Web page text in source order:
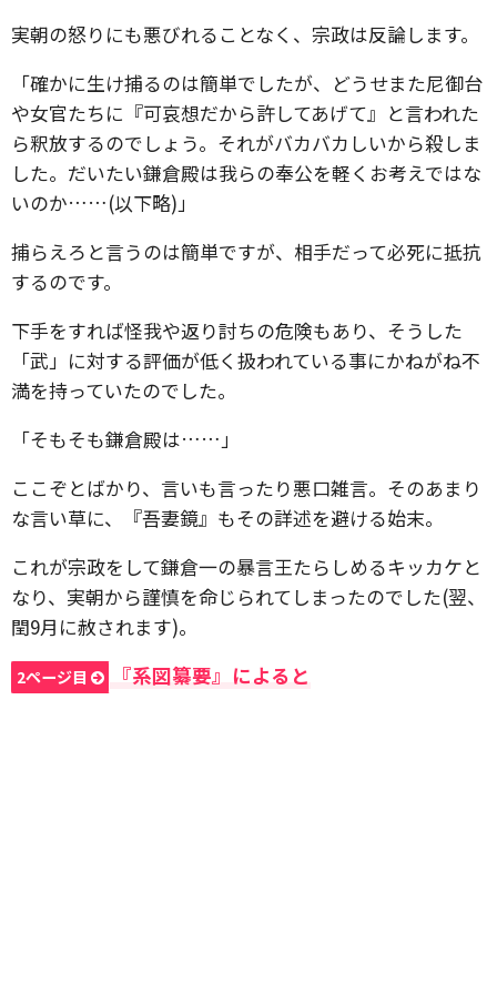
実朝の怒りにも悪びれることなく、宗政は反論します。
「確かに生け捕るのは簡単でしたが、どうせまた尼御台
や女官たちに『可哀想だから許してあげて』と言われた
ら釈放するのでしょう。それがバカバカしいから殺しま
した。だいたい鎌倉殿は我らの奉公を軽くお考えではな
いのか……(以下略)」
捕らえろと言うのは簡単ですが、相手だって必死に抵抗
するのです。
下手をすれば怪我や返り討ちの危険もあり、そうした
「武」に対する評価が低く扱われている事にかねがね不
満を持っていたのでした。
「そもそも鎌倉殿は……」
ここぞとばかり、言いも言ったり悪口雑言。そのあまり
な言い草に、『吾妻鏡』もその詳述を避ける始末。
これが宗政をして鎌倉一の暴言王たらしめるキッカケと
なり、実朝から謹慎を命じられてしまったのでした(翌、
閏9月に赦されます)。
2ページ目 『系図纂要』によると